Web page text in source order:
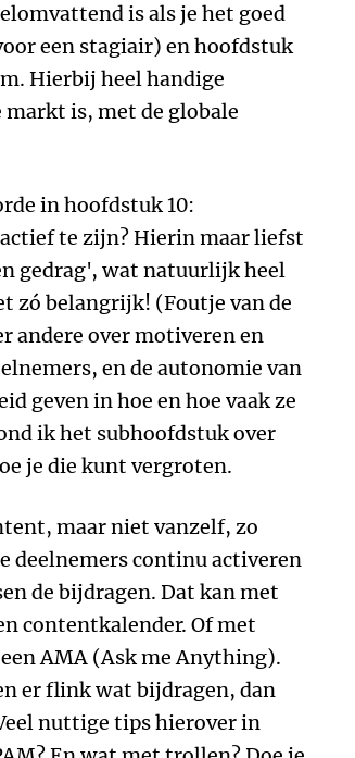
is als je het goed
een stagiair) en hoofdstuk
Hierbij heel handige
is, met de globale
in hoofdstuk 10:
te zijn? Hierin maar liefst
gedrag', wat natuurlijk heel
zó belangrijk! (Foutje van de
andere over motiveren en
en de autonomie van
geven in hoe en hoe vaak ze
ik het subhoofdstuk over
je die kunt vergroten.
maar niet vanzelf, zo
deelnemers continu activeren
de bijdragen. Dat kan met
contentkalender. Of met
AMA (Ask me Anything).
er flink wat bijdragen, dan
nuttige tips hierover in